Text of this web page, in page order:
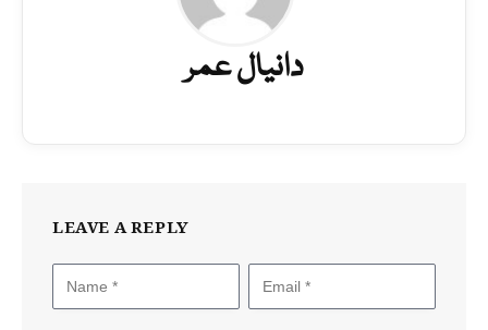
دانیال عمر
LEAVE A REPLY